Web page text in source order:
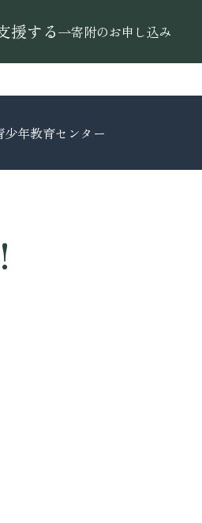
援する 寄附のお申し込み
少年教育センター